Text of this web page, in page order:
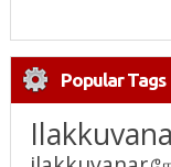
Popular Tags